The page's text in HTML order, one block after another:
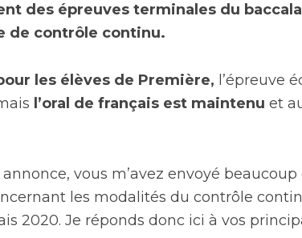
des épreuves terminales du
de contrôle continu.
les élèves de Première, l’épreuve
l’oral de français est maintenu et
vous m’avez envoyé beaucoup
les modalités du contrôle
2020. Je réponds donc ici à vos